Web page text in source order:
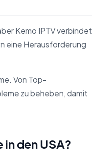
Kemo IPTV verbindet
eine Herausforderung
Von Top-
zu beheben, damit
den USA?